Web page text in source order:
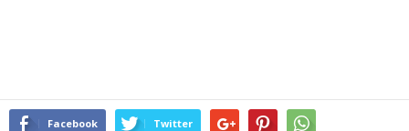
Facebook Twitter